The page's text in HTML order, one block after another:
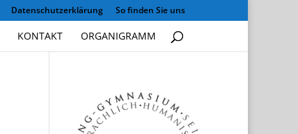
Datenschutzerklärung So finden Sie uns
KONTAKT ORGANIGRAMM